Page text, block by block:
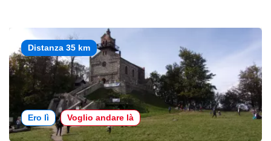
Distanza 35 km
Ero lì Voglio andare là